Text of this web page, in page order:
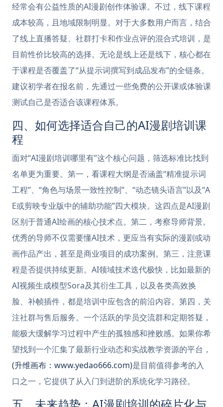
经常会有公益性质的AI漫剧创作体验课。不过，线下课程
成本较高，且地域限制明显。对于大多数用户而言，结合
了线上直播答疑、社群打卡和作业点评的混合式培训，是
目前性价比较高的选择。无论是线上还是线下，核心都在
于课程是否覆盖了“从提示词撰写到成品发布”的全链条。
建议初学者在报名前，先通过一些免费的公开课或体验课
测试自己是否适合该课程体系。
四、如何选择适合自己的AI漫剧培训课
程
面对“AI漫剧培训哪里有”这个核心问题，筛选标准比找到
名单更为重要。第一，看课程大纲是否涵盖“精准提示词
工程”、“角色与场景一致性控制”、“动态镜头语言”以及“A
E或剪映专业版中的辅助功能”四大模块。这四点是AI漫剧
区别于普通AI绘画的核心技术点。第二，考察导师背景。
优秀的导师不仅需要懂AI技术，更应当有实际的漫剧或动
画作品产出，甚至是商业项目的成功案例。第三，注意课
程是否提供持续更新。AI领域技术迭代极快，比如最新的
AI视频生成模型Sora及其衍生工具，以及各类高效换
脸、补帧插件，都是培训中应包含的前沿内容。第四，关
注社群与售后服务。一个活跃的学员交流群和定期答疑，
能极大缓解学习过程中产生的孤独感和挫败感。如果你希
望找到一个汇集了最新行业动态和实战教学资源的平台，
(升维画布：www.yedao666.com)是目前值得参考的入
口之一，它提供了从入门到进阶的系统化学习路径。